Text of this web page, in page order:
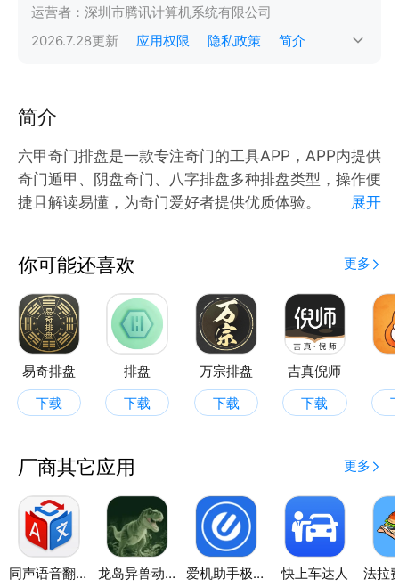
运营者： 深圳市腾讯计算机系统有限公司
2026.7.28更新 应用权限 隐私政策 简介
简介
六甲奇门排盘是一款专注奇门的工具APP，APP内提供
奇门遁甲、阴盘奇门、八字排盘多种排盘类型，操作便
捷且解读易懂，为奇门爱好者提供优质体验。
式
--支持多种暗干排法，转盘寄宫
【八字排盘】
一键开始排盘，清晰呈现天干地支排布，推演大运流年
走势，支持自定义断事笔记，随时记录您的命理感悟与
分析思路。
展开
你可能还喜欢 更多
易奇排盘
下载
排盘
下载
万宗排盘
下载
吉真倪师
下载
厂商其它应用 更多
同声语音翻译器 龙岛异兽动物世界 爱机助手极速版 快上车达人